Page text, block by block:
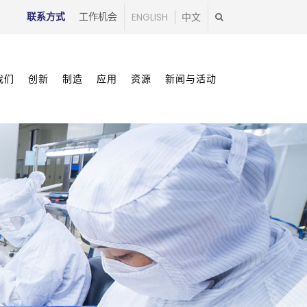
联系方式 工作机会 ENGLISH 中文
们 创新 制造 应用 资源 新闻与活动